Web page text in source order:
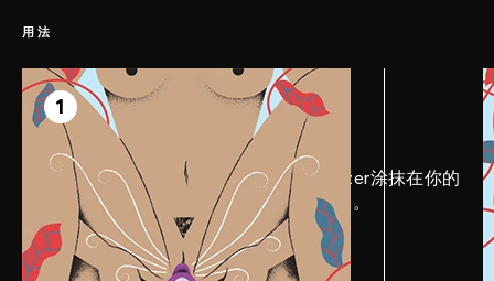
用法
1
第1步
准备
把足够多的LELO Personal Moisturizer涂抹在你的
玩具和身体上，以获得最顺畅的体验。